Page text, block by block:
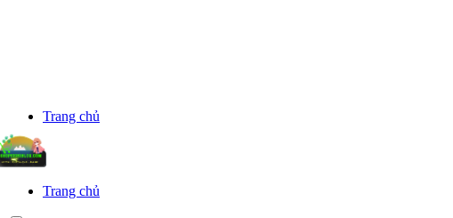
Trang chủ
Trang chủ